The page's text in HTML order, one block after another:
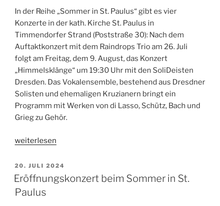
In der Reihe „Sommer in St. Paulus“ gibt es vier
Konzerte in der kath. Kirche St. Paulus in
Timmendorfer Strand (Poststraße 30): Nach dem
Auftaktkonzert mit dem Raindrops Trio am 26. Juli
folgt am Freitag, dem 9. August, das Konzert
„Himmelsklänge“ um 19:30 Uhr mit den SoliDeisten
Dresden. Das Vokalensemble, bestehend aus Dresdner
Solisten und ehemaligen Kruzianern bringt ein
Programm mit Werken von di Lasso, Schütz, Bach und
Grieg zu Gehör.
„Abendmusik
St.
Paulus“
weiterlesen
VERÖFFENTLICHT
AM
20. JULI 2024
Eröffnungskonzert beim Sommer in St.
Paulus